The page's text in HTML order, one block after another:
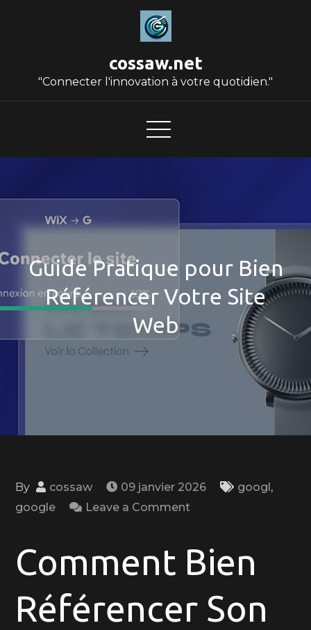
cossaw.net
"Connecter l'innovation à votre quotidien."
Guide Pratique pour Bien
Référencer Votre Site
Web
By cossaw 09 janvier 2026 googl,
google
Leave a Comment
pour
Référencer
Votre
Comment Bien
Référencer Son